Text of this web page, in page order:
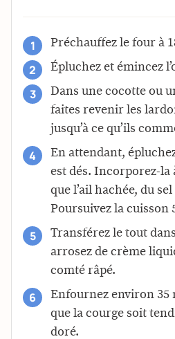
Préchauffez le four à
Épluchez et émincez
Dans une cocotte ou
faites revenir les
jusqu’à ce qu’ils
En attendant,
est dés. Incorporez-la
que l’ail hachée, du
Poursuivez la cuisson
Transférez le tout
arrosez de crème
comté râpé.
Enfournez environ 35
que la courge soit
doré.